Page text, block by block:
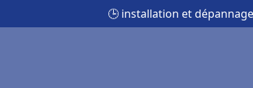
🕒 installation et